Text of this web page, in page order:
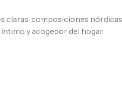
composiciones
y acogedor del hogar.